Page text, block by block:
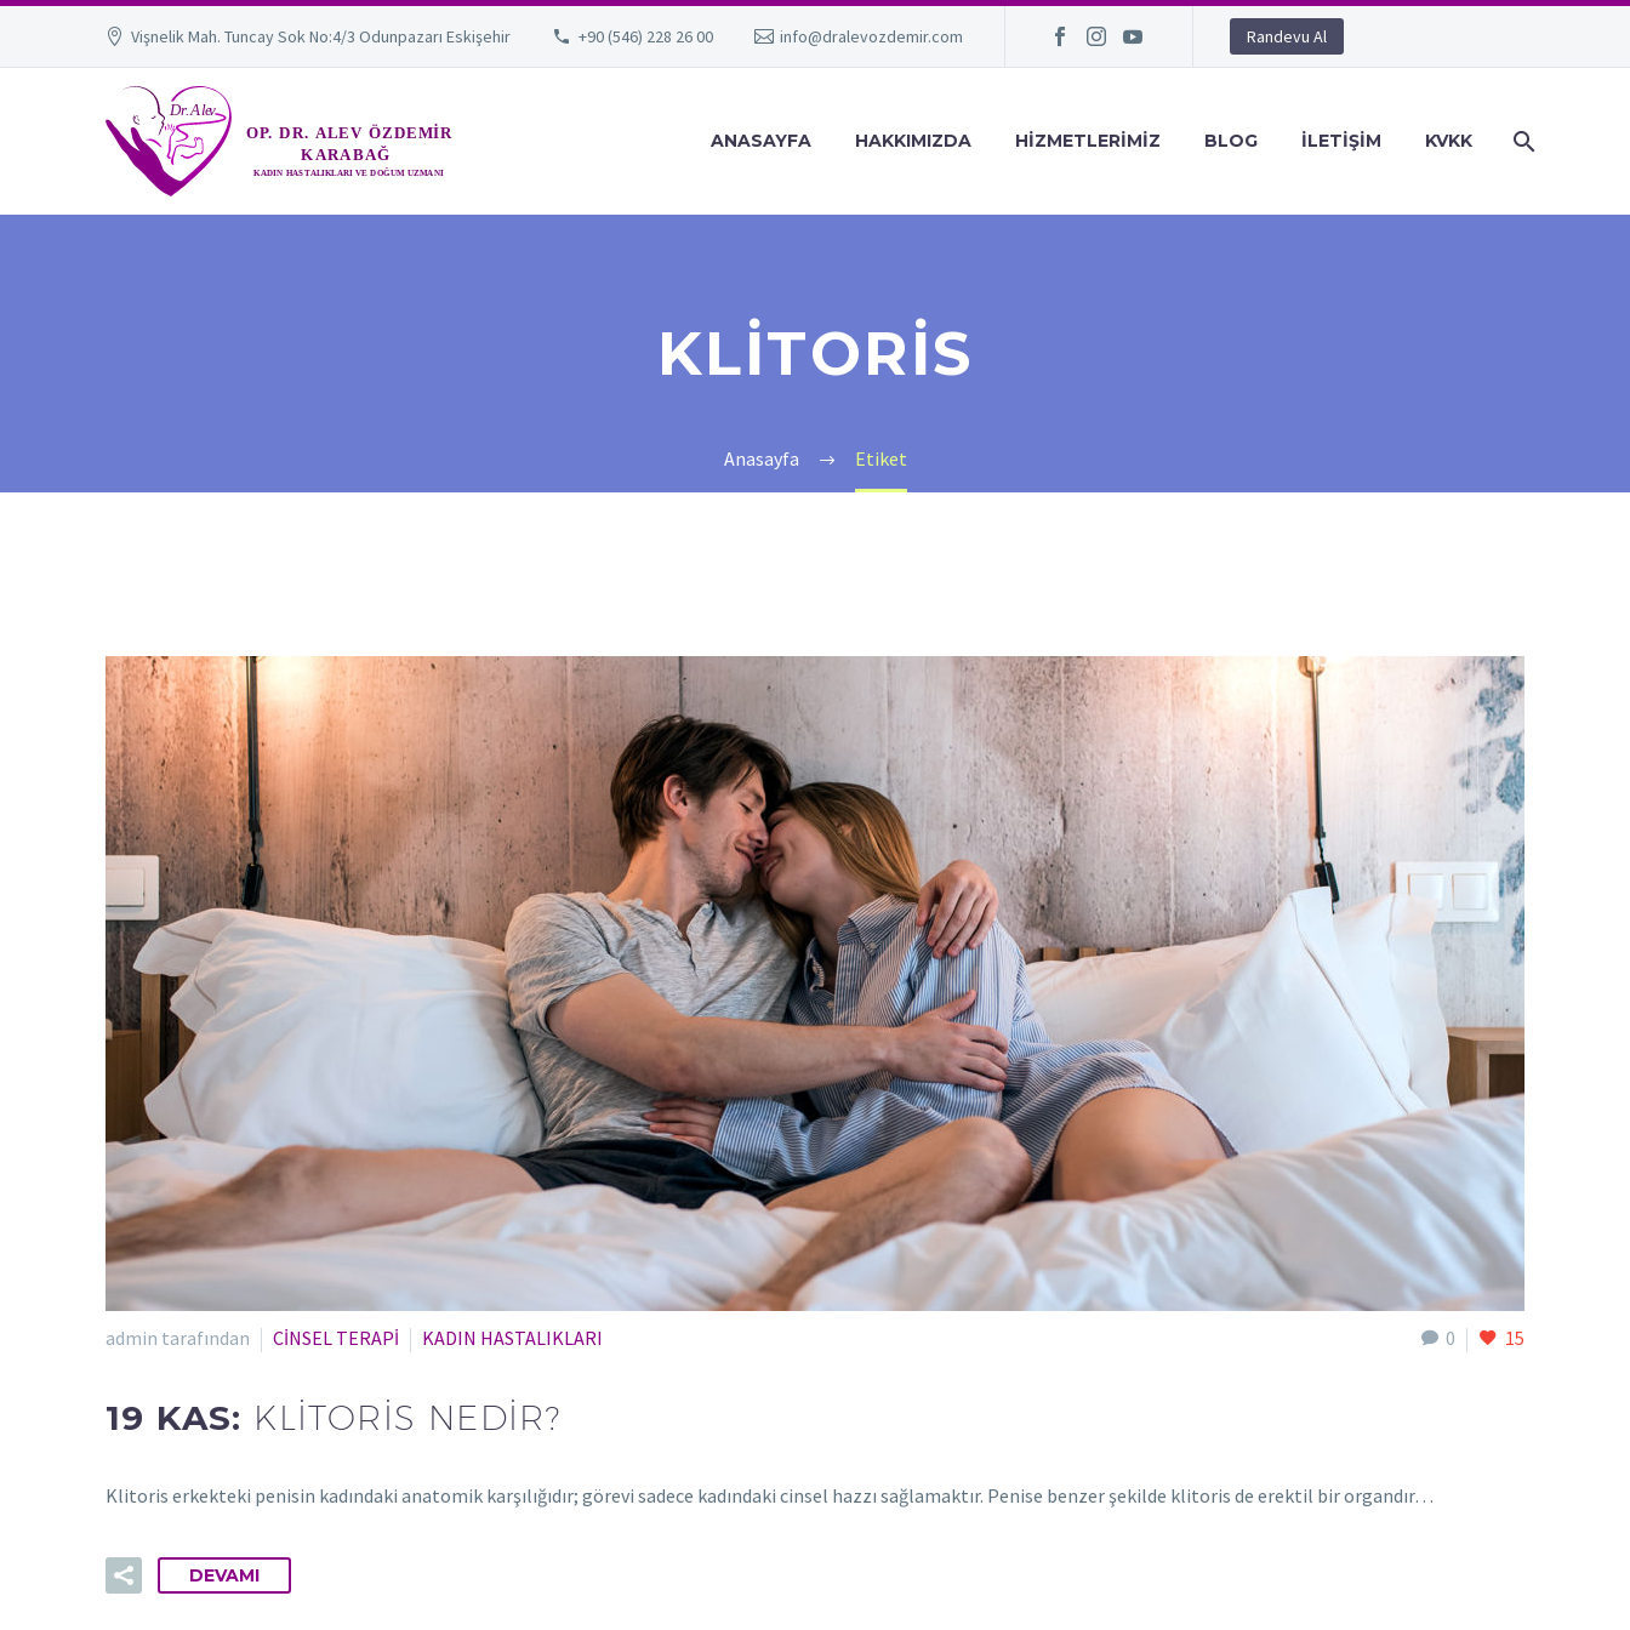
Vişnelik Mah. Tuncay Sok No:4/3 Odunpazarı Eskişehir +90 (546) 228 26 00 info@dralevozdemir.com Randevu Al
ANASAYFA HAKKIMIZDA HIZMETLERIMIZ BLOG İLETIŞIM KVKK
KLITORIS
Anasayfa Etiket
0 15
admin tarafından CİNSEL TERAPİ KADIN HASTALIKLARI
19 KAS: KLITORIS NEDIR?
Klitoris erkekteki penisin kadındaki anatomik karşılığıdır; görevi sadece kadındaki cinsel hazzı sağlamaktır. Penise benzer şekilde klitoris de erektil bir organdır…
DEVAMI